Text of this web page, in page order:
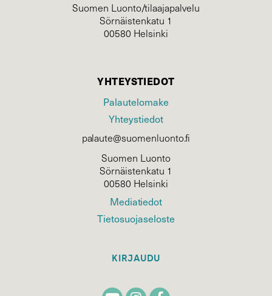
Suomen Luonto/tilaajapalvelu
Sörnäistenkatu 1
00580 Helsinki
YHTEYSTIEDOT
Palautelomake
Yhteystiedot
palaute@suomenluonto.fi
Suomen Luonto
Sörnäistenkatu 1
00580 Helsinki
Mediatiedot
Tietosuojaseloste
KIRJAUDU